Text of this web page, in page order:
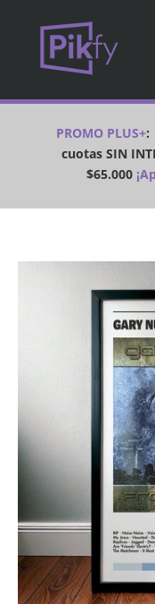
PROMO PLUS+
cuotas SIN
$65.000